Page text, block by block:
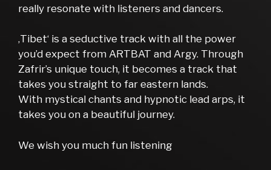
really resonate with listeners and dancers.
‚Tibet‘ is a seductive track with all the power
you’d expect from ARTBAT and Argy. Through
Zafrir’s unique touch, it becomes a track that
takes you straight to far eastern lands.
With mystical chants and hypnotic lead arps, it
takes you on a beautiful journey.
We wish you much fun listening